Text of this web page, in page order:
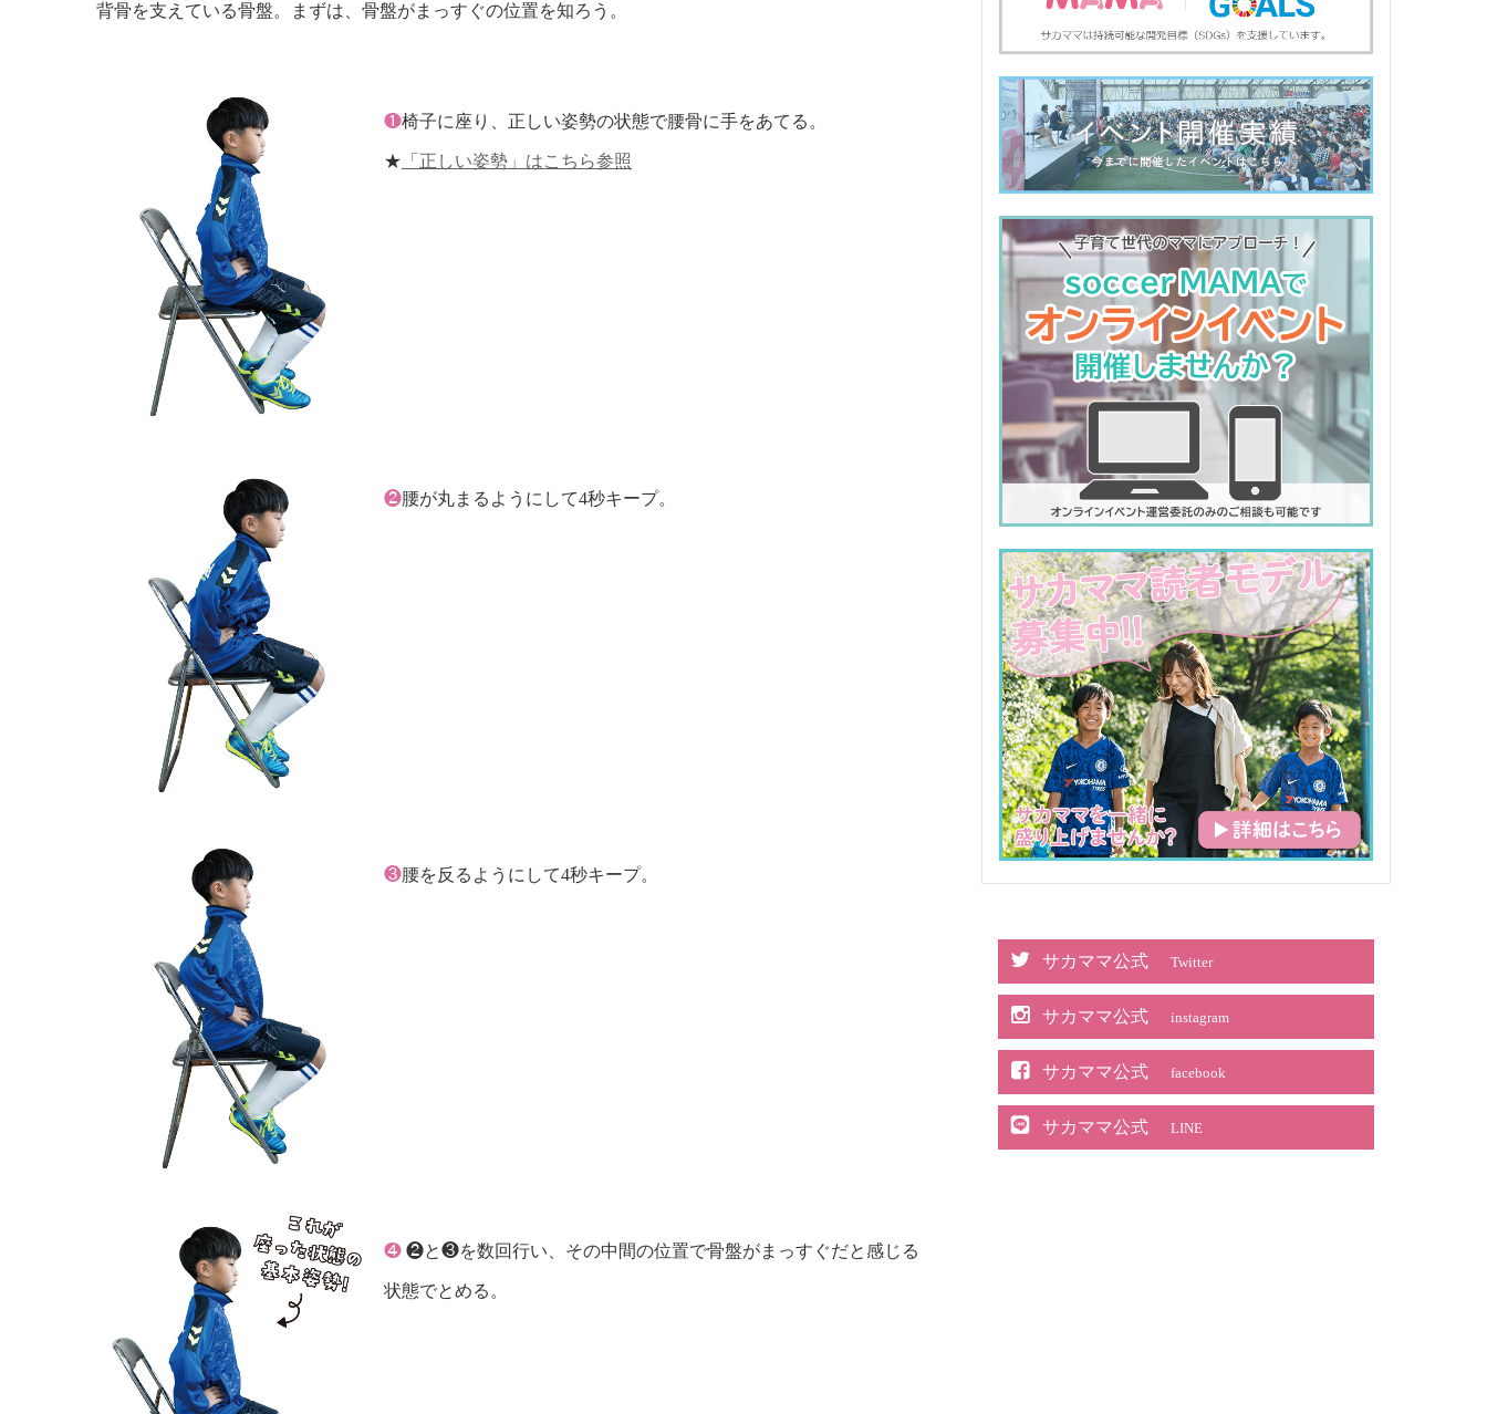
背骨を支えている骨盤。まずは、骨盤がまっすぐの位置を知ろう。
❶椅子に座り、正しい姿勢の状態で腰骨に手をあてる。
★ 「正しい姿勢」はこちら参照
❷腰が丸まるようにして4秒キープ。
❸腰を反るようにして4秒キープ。
❹ ❷と❸を数回行い、その中間の位置で骨盤がまっすぐだと感じる
状態でとめる。
サカママ公式 Twitter
サカママ公式 instagram
サカママ公式 facebook
サカママ公式 LINE